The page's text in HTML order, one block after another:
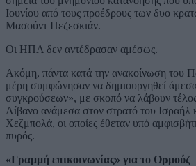
Ιουνίου από τους προέδρους των δυο
Μασούντ Πεζεσκιάν.
Οι ΗΠΑ δεν αντέδρασαν αμέσως.
Ακόμη, πάντα κατά την ανακοίνωση του
μέρη συμφώνησαν να δημιουργηθεί άμεσα
συγκρούσεων», με σκοπό να λάβουν τέλος
Λίβανο ανάμεσα στον στρατό του Ισραήλ
Χεζμπολά, οι οποίες έθεταν υπό
πυρός.
«Γραμμή επικοινωνίας» για το Ορμούζ